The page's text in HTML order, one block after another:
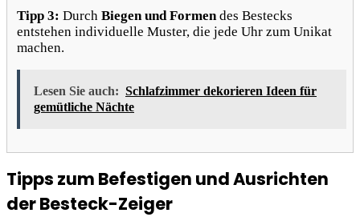
Tipp 3: Durch Biegen und Formen des Bestecks
entstehen individuelle Muster, die jede Uhr zum Unikat
machen.
Lesen Sie auch: Schlafzimmer dekorieren Ideen für
gemütliche Nächte
Tipps zum Befestigen und Ausrichten
der Besteck-Zeiger